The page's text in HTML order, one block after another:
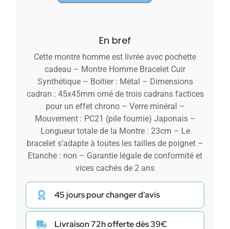
En bref
Cette montre homme est livrée avec pochette
cadeau – Montre Homme Bracelet Cuir
Synthétique – Boitier : Métal – Dimensions
cadran : 45x45mm orné de trois cadrans factices
pour un effet chrono – Verre minéral –
Mouvement : PC21 (pile fournie) Japonais –
Longueur totale de la Montre : 23cm – Le
bracelet s’adapte à toutes les tailles de poignet –
Etanche : non – Garantie légale de conformité et
vices cachés de 2 ans
45 jours pour changer d'avis
Livraison 72h offerte dès 39€